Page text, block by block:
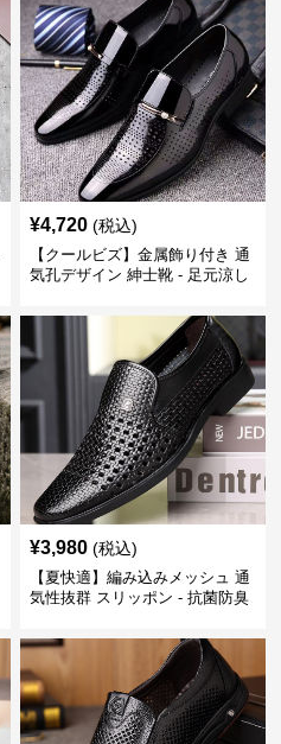
¥4,720 (税込)
【クールビズ】金属飾り付き 通
気孔デザイン 紳士靴 - 足元涼し
¥3,980 (税込)
【夏快適】編み込みメッシュ 通
気性抜群 スリッポン - 抗菌防臭